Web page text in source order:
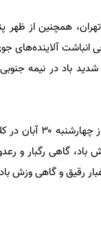
همچنین از
انباشت
باد در نیمه
اداره کل هواشناسی
باد، گاهی رگبار
رقیق و گاهی وزش